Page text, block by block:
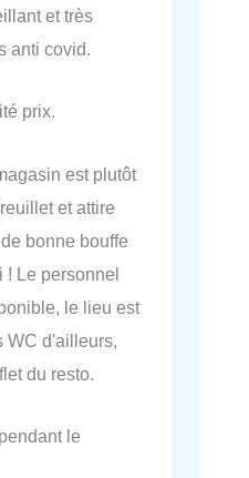
et très
anti covid.
prix.
est plutôt
et attire
bonne bouffe
! Le personnel
le lieu est
WC d'ailleurs,
du resto.
le